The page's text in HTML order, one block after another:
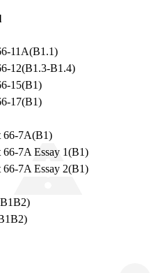
11A(B1.1)
12(B1.3-B1.4)
15(B1)
17(B1)
66-7A(B1)
7A Essay 1(B1)
7A Essay 2(B1)